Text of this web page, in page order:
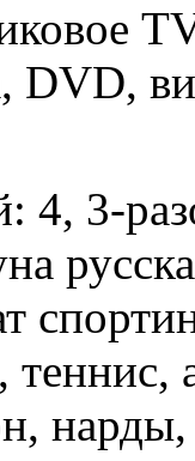
DVD,
4, 3-